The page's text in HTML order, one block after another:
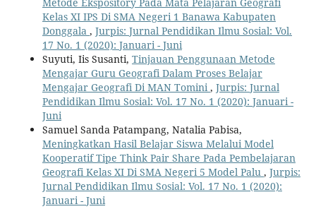
Kelas XI IPS Di SMA Negeri 1 Banawa Kabupaten
Donggala , Jurpis: Jurnal Pendidikan Ilmu Sosial: Vol.
17 No. 1 (2020): Januari - Juni
Suyuti, Iis Susanti, Tinjauan Penggunaan Metode
Mengajar Guru Geografi Dalam Proses Belajar
Mengajar Geografi Di MAN Tomini , Jurpis: Jurnal
Pendidikan Ilmu Sosial: Vol. 17 No. 1 (2020): Januari -
Juni
Samuel Sanda Patampang, Natalia Pabisa,
Meningkatkan Hasil Belajar Siswa Melalui Model
Kooperatif Tipe Think Pair Share Pada Pembelajaran
Geografi Kelas XI Di SMA Negeri 5 Model Palu , Jurpis:
Jurnal Pendidikan Ilmu Sosial: Vol. 17 No. 1 (2020):
Januari - Juni